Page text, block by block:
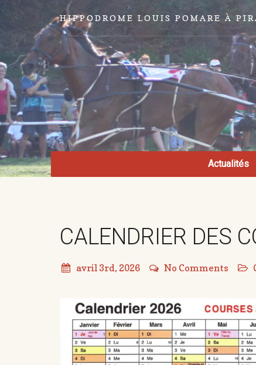
HIPPODROME LOUIS POMARE À
Actualités
CALENDRIER DES
avril 3rd, 2026 No Comments